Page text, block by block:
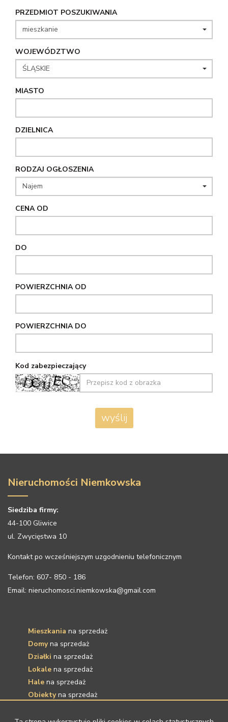
PRZEDMIOT POSZUKIWANIA
WOJEWÓDZTWO
MIASTO
DZIELNICA
RODZAJ OGŁOSZENIA
CENA OD
DO
POWIERZCHNIA OD
POWIERZCHNIA DO
Kod zabezpieczający
Nieruchomości Niemkowska
Siedziba firmy:
44-100 Gliwice
ul. Zwycięstwa 10
Kontakt po wcześniejszym uzgodnieniu telefonicznym
Telefon: 607- 850 - 186
Email: nieruchomosci.niemkowska@gmail.com
Mieszkania na sprzedaż
Domyna sprzedaż
Działki na sprzedaż
Lokale na sprzedaż
Hale na sprzedaż
Obiektyna sprzedaż